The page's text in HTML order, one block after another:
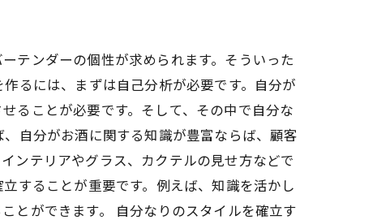
テンダーの個性が求められます。そういった
るには、まずは自己分析が必要です。自分が
ることが必要です。そして、その中で自分な
自分がお酒に関する知識が豊富ならば、顧客
ンテリアやグラス、カクテルの見せ方などで
することが重要です。例えば、知識を活かし
とができます。 自分なりのスタイルを確立す